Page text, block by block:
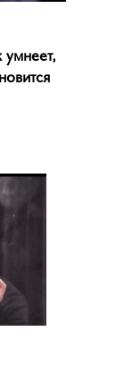
умнеет,